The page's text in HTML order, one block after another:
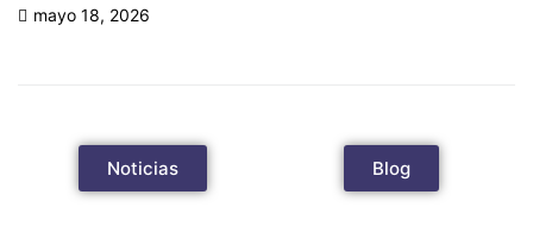
mayo 18, 2026
Noticias Blog